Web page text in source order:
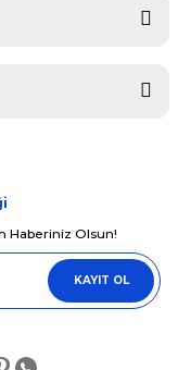
Haberiniz Olsun!
KAYIT OL